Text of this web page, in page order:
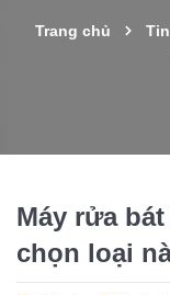
Trang chủ
Máy rửa
chọn loại